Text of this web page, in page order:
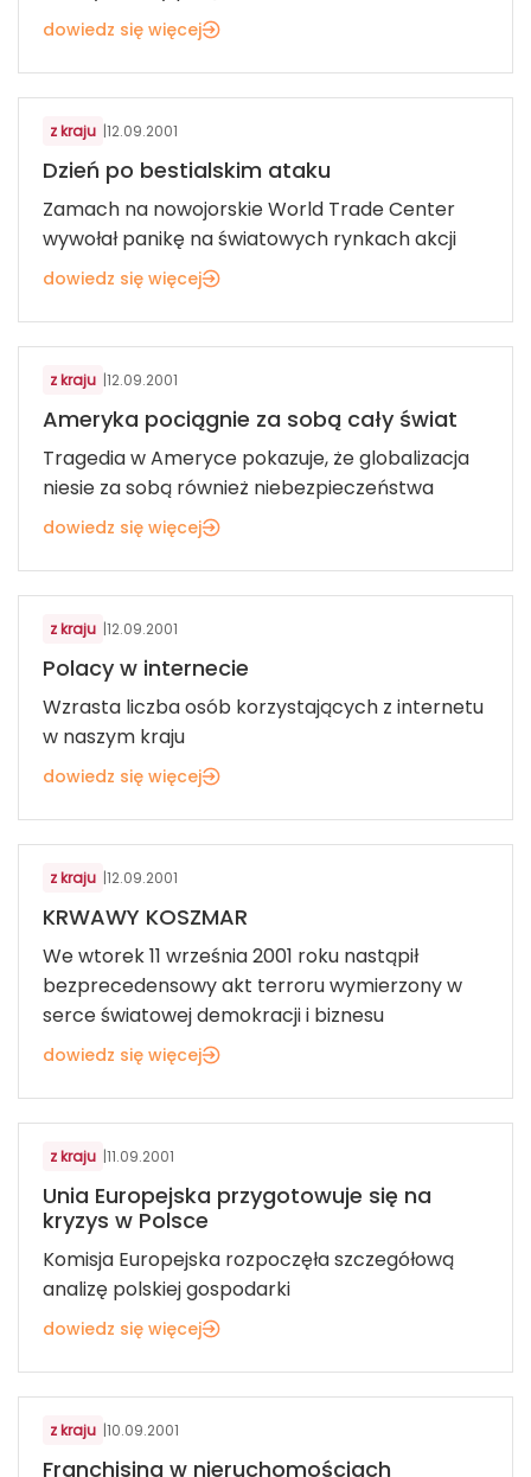
dowiedz się więcej
z kraju |12.09.2001
Dzień po bestialskim ataku
Zamach na nowojorskie World Trade Center
wywołał panikę na światowych rynkach akcji
dowiedz się więcej
z kraju |12.09.2001
Ameryka pociągnie za sobą cały świat
Tragedia w Ameryce pokazuje, że globalizacja
niesie za sobą również niebezpieczeństwa
dowiedz się więcej
z kraju |12.09.2001
Polacy w internecie
Wzrasta liczba osób korzystających z internetu
w naszym kraju
dowiedz się więcej
z kraju |12.09.2001
KRWAWY KOSZMAR
We wtorek 11 września 2001 roku nastąpił
bezprecedensowy akt terroru wymierzony w
serce światowej demokracji i biznesu
dowiedz się więcej
z kraju |11.09.2001
Unia Europejska przygotowuje się na
kryzys w Polsce
Komisja Europejska rozpoczęła szczegółową
analizę polskiej gospodarki
dowiedz się więcej
z kraju |10.09.2001
Franchising w nieruchomościach